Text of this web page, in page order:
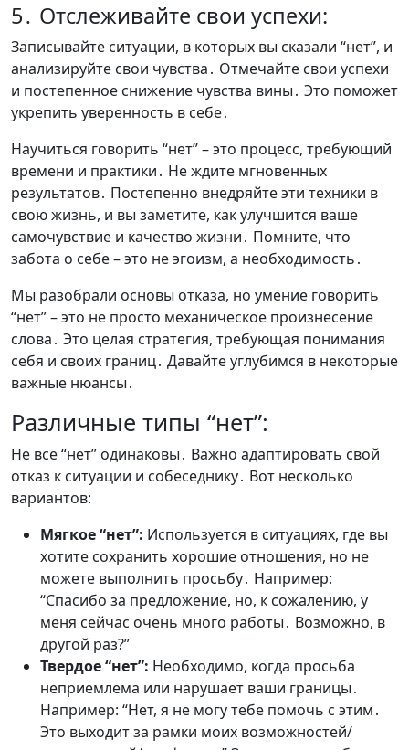
5․ Отслеживайте свои успехи:
Записывайте ситуации, в которых вы сказали “нет”, и
анализируйте свои чувства․ Отмечайте свои успехи
и постепенное снижение чувства вины․ Это поможет
укрепить уверенность в себе․
Научиться говорить “нет” – это процесс, требующий
времени и практики․ Не ждите мгновенных
результатов․ Постепенно внедряйте эти техники в
свою жизнь, и вы заметите, как улучшится ваше
самочувствие и качество жизни․ Помните, что
забота о себе – это не эгоизм, а необходимость․
Мы разобрали основы отказа, но умение говорить
“нет” – это не просто механическое произнесение
слова․ Это целая стратегия, требующая понимания
себя и своих границ․ Давайте углубимся в некоторые
важные нюансы․
Различные типы “нет”:
Не все “нет” одинаковы․ Важно адаптировать свой
отказ к ситуации и собеседнику․ Вот несколько
вариантов:
Мягкое “нет”: Используется в ситуациях, где вы
хотите сохранить хорошие отношения, но не
можете выполнить просьбу․ Например:
“Спасибо за предложение, но, к сожалению, у
меня сейчас очень много работы․ Возможно, в
другой раз?”
Твердое “нет”: Необходимо, когда просьба
неприемлема или нарушает ваши границы․
Например: “Нет, я не могу тебе помочь с этим․
Это выходит за рамки моих возможностей/